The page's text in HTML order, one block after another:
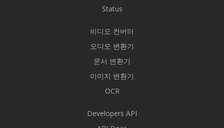
Status
비디오 컨버터
오디오 변환기
문서 변환기
이미지 변환기
OCR
Developers API